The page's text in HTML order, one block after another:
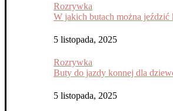
Rozrywka
W jakich butach można jeździć
5 listopada, 2025
Rozrywka
Buty do jazdy konnej dla
5 listopada, 2025